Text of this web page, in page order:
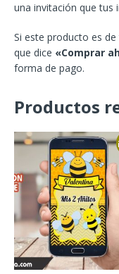
una invitación que tus
Si este producto es
que dice «Comprar
forma de pago.
Productos